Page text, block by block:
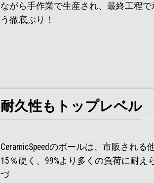
ながら手作業で生産され、最終工程
う徹底ぶり！
耐久性もトップレベル
CeramicSpeedのボールは、市販され
15％硬く、99%より多くの負荷に耐
づ